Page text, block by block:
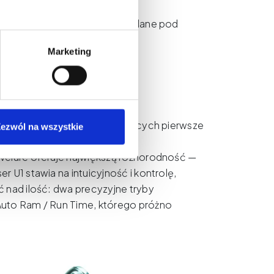
Marketing
na wszystkie
jednym.
czytelnie opisane i przemyślane pod
wykonywania konturów
przejść
(SMP)
szczególnie tych stawiających pierwsze
oferuje największą różnorodność —
U1 stawia na intuicyjność i kontrolę,
nad ilość: dwa precyzyjne tryby
Ram / Run Time, którego próżno